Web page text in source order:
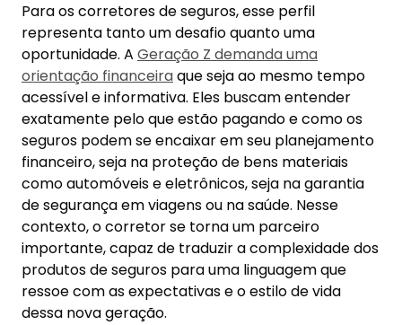
Para os corretores de seguros, esse perfil
representa tanto um desafio quanto uma
oportunidade. A Geração Z demanda uma
orientação financeiraque seja ao mesmo tempo
acessível e informativa. Eles buscam entender
exatamente pelo que estão pagando e como os
seguros podem se encaixar em seu planejamento
financeiro, seja na proteção de bens materiais
como automóveis e eletrônicos, seja na garantia
de segurança em viagens ou na saúde. Nesse
contexto, o corretor se torna um parceiro
importante, capaz de traduzir a complexidade dos
produtos de seguros para uma linguagem que
ressoe com as expectativas e o estilo de vida
dessa nova geração.